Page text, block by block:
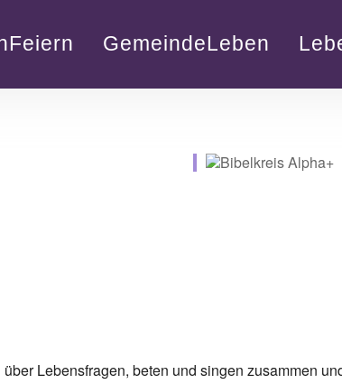
GemeindeLeben
Lebensfragen, beten und singen zusammen